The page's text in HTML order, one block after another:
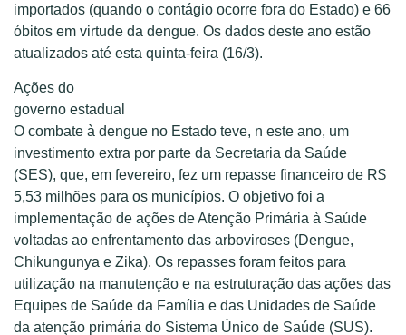
importados (quando o contágio ocorre fora do Estado) e 66
óbitos em virtude da dengue. Os dados deste ano estão
atualizados até esta quinta-feira (16/3).
Ações do
governo estadual
O combate à dengue no Estado teve, n este ano, um
investimento extra por parte da Secretaria da Saúde
(SES), que, em fevereiro, fez um repasse financeiro de R$
5,53 milhões para os municípios. O objetivo foi a
implementação de ações de Atenção Primária à Saúde
voltadas ao enfrentamento das arboviroses (Dengue,
Chikungunya e Zika). Os repasses foram feitos para
utilização na manutenção e na estruturação das ações das
Equipes de Saúde da Família e das Unidades de Saúde
da atenção primária do Sistema Único de Saúde (SUS).